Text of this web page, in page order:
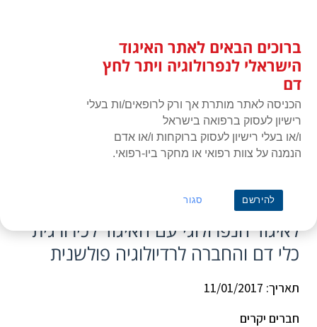
האיגוד הישראלי לנפרולוגיה ויתר
לחץ דם
11 ינואר 2017 | כנס וסקולרי משותף
לאיגוד הנפרולוגי עם האיגוד לכירורגית
כלי דם והחברה לרדיולוגיה פולשנית
תאריך: 11/01/2017
חברים יקרים
ברוכים הבאים לאתר האיגוד
הישראלי לנפרולוגיה ויתר לחץ
דם
הכניסה לאתר מותרת אך ורק לרופאים/ות בעלי
רישיון לעסוק ברפואה בישראל
ו/או בעלי רישיון לעסוק ברוקחות ו/או אדם
הנמנה על צוות רפואי או מחקר ביו-רפואי.
להירשם סגור